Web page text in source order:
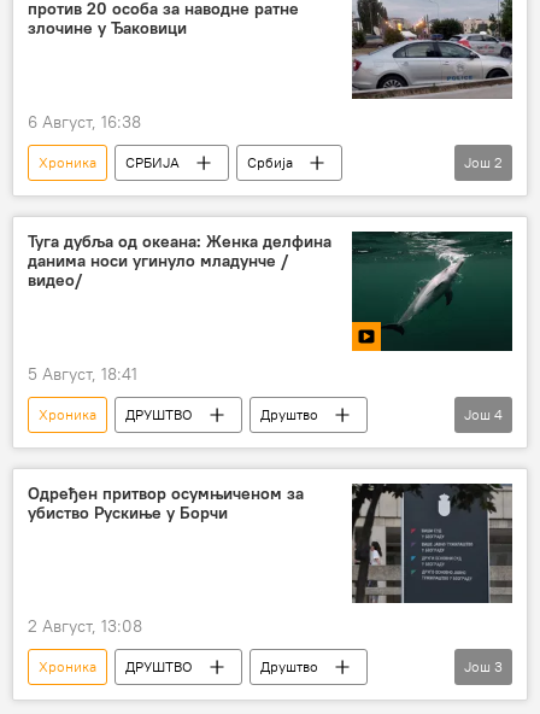
против 20 особа за наводне ратне
злочине у Ђаковици
6 Август, 16:38
Хроника СРБИЈА
Србија
Србија – хроника
Косово и Метохија (КиМ)
Још 2
Туга дубља од океана: Женка делфина
данима носи угинуло младунче /
видео/
5 Август, 18:41
Хроника ДРУШТВО
Друштво
Свет
Аустралија
делфини
Живи свет и генетика
Још 4
Одређен притвор осумњиченом за
убиство Рускиње у Борчи
2 Август, 13:08
Хроника ДРУШТВО
Друштво
Србија – друштво
хапшење
Још 3